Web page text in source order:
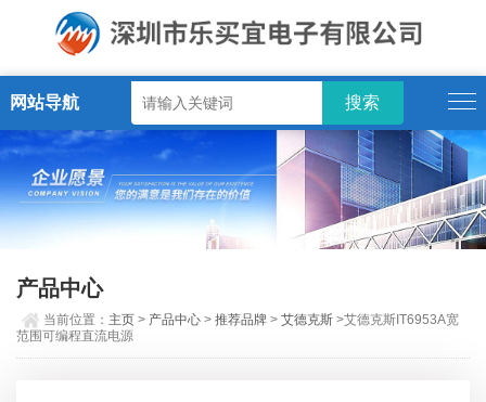
网站导航
产品中心
当前位置： 主页 > 产品中心 >推荐品牌 >艾德克斯 >艾德克斯IT6953A宽
范围可编程直流电源